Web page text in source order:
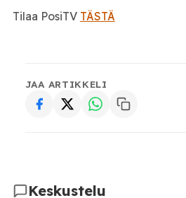
Tilaa PosiTV TÄSTÄ
JAA ARTIKKELI
Keskustelu